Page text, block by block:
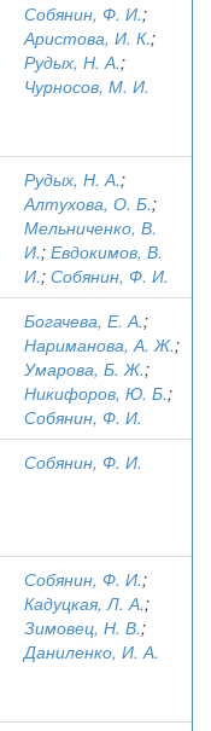
Собянин, Ф. И.;
Аристова, И. К.;
Рудых, Н. А.;
Чурносов, М. И.
Рудых, Н. А.;
Алтухова, О. Б.;
Мельниченко, В.
И.; Евдокимов, В.
И.; Собянин, Ф. И.
Богачева, Е. А.;
Нариманова, А. Ж.;
Умарова, Б. Ж.;
Никифоров, Ю. Б.;
Собянин, Ф. И.
Собянин, Ф. И.
Собянин, Ф. И.;
Кадуцкая, Л. А.;
Зимовец, Н. В.;
Даниленко, И. А.